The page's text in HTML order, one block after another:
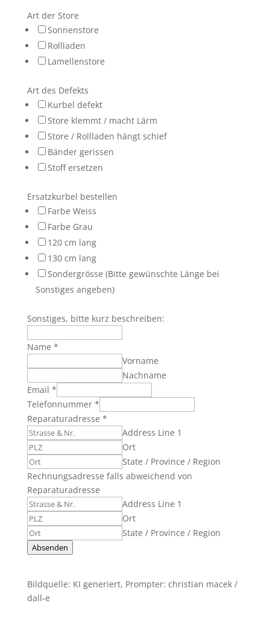
Art der Store
Sonnenstore
Rollladen
Lamellenstore
Art des Defekts
Kurbel defekt
Store klemmt / macht Lärm
Store / Rollladen hängt schief
Bänder gerissen
Stoff ersetzen
Ersatzkurbel bestellen
Farbe Weiss
Farbe Grau
120 cm lang
130 cm lang
Sondergrösse (Bitte gewünschte Länge bei
Sonstiges angeben)
Sonstiges, bitte kurz beschreiben:
Name *
Vorname
Nachname
Email *
Telefonnummer *
Reparaturadresse *
Address Line 1
Ort
State / Province / Region
Rechnungsadresse falls abweichend von
Reparaturadresse
Address Line 1
Ort
State / Province / Region
Absenden
Bildquelle: KI generiert, Prompter: christian macek /
dall-e